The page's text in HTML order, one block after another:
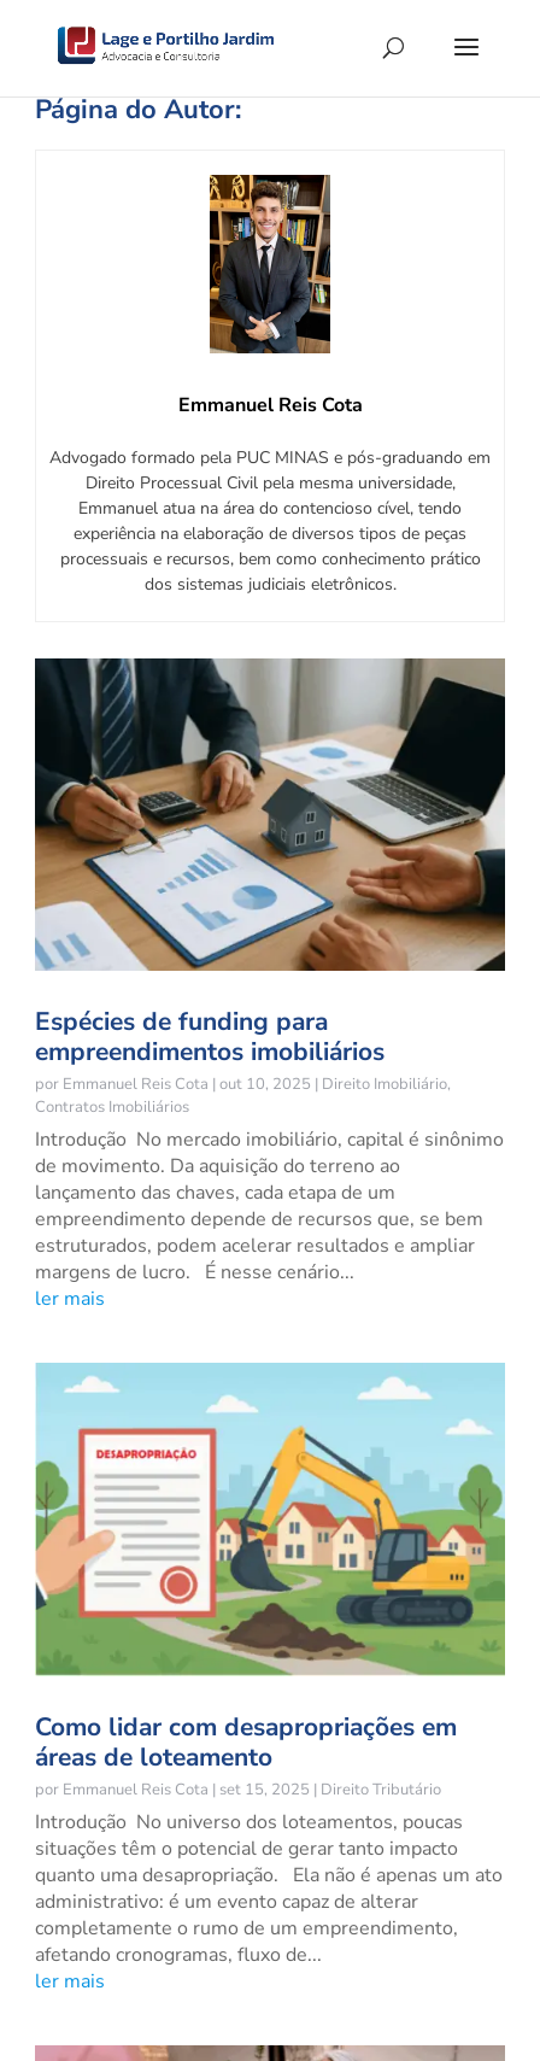
Página do Autor:
Emmanuel Reis Cota
Advogado formado pela PUC MINAS e pós-graduando em
Direito Processual Civil pela mesma universidade,
Emmanuel atua na área do contencioso cível, tendo
experiência na elaboração de diversos tipos de peças
processuais e recursos, bem como conhecimento prático
dos sistemas judiciais eletrônicos.
Espécies de funding para
empreendimentos imobiliários
por Emmanuel Reis Cota |out 10, 2025 | Direito Imobiliário,
Contratos Imobiliários
Introdução No mercado imobiliário, capital é sinônimo
de movimento. Da aquisição do terreno ao
lançamento das chaves, cada etapa de um
empreendimento depende de recursos que, se bem
estruturados, podem acelerar resultados e ampliar
margens de lucro. É nesse cenário...
ler mais
Como lidar com desapropriações em
áreas de loteamento
por Emmanuel Reis Cota | set 15, 2025 | Direito Tributário
Introdução No universo dos loteamentos, poucas
situações têm o potencial de gerar tanto impacto
quanto uma desapropriação. Ela não é apenas um ato
administrativo: é um evento capaz de alterar
completamente o rumo de um empreendimento,
afetando cronogramas, fluxo de...
ler mais